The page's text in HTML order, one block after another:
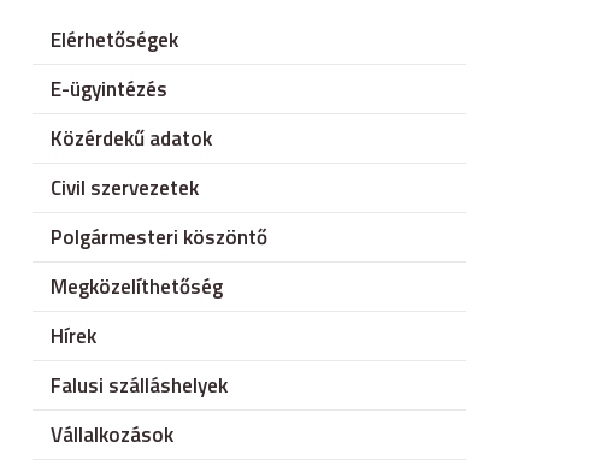
Elérhetőségek
E-ügyintézés
Közérdekű adatok
Civil szervezetek
Polgármesteri köszöntő
Megközelíthetőség
Hírek
Falusi szálláshelyek
Vállalkozások